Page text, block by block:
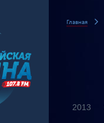
Главная
2013